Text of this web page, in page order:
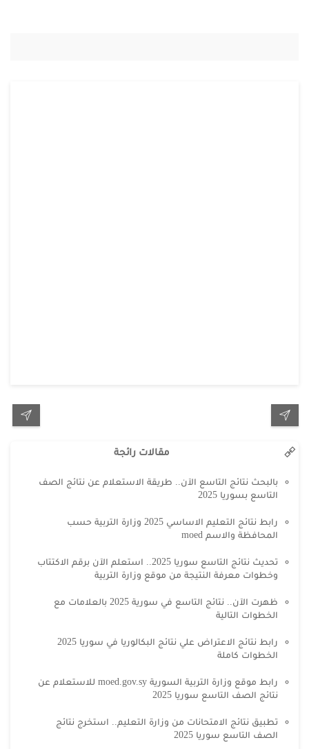
مقالات رائجة
بالبحث نتائج التاسع الآن.. طريقة الاستعلام عن نتائج الصف
التاسع بسوريا 2025
رابط نتائج التعليم الاساسي 2025 وزارة التربية حسب
المحافظة والاسم moed
تحديث نتائج التاسع سوريا 2025.. استعلم الآن برقم الاكتتاب
وخطوات معرفة النتيجة من موقع وزارة التربية
ظهرت الآن.. نتائج التاسع في سورية 2025 بالعلامات مع
الخطوات التالية
رابط نتائج الاعتراض علي نتائج البكالوريا في سوريا 2025
الخطوات كاملة
رابط موقع وزارة التربية السورية moed.gov.sy للاستعلام عن
نتائج الصف التاسع سوريا 2025
تطبيق نتائج الامتحانات من وزارة التعليم.. استخرج نتائج
الصف التاسع سوريا 2025